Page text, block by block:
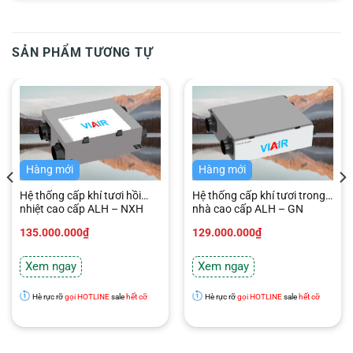
SẢN PHẨM TƯƠNG TỰ
Hàng mới
Hệ thống cấp khí tươi hồi
nhiệt cao cấp ALH – NXH
135.000.000₫
Xem ngay
Hè rực rỡgọi HOTLINEsale hết cỡ
Hàng mới
Hệ thống cấp khí tươi trong
nhà cao cấp ALH – GN
129.000.000₫
Xem ngay
Hè rực rỡgọi HOTLINEsale hết cỡ